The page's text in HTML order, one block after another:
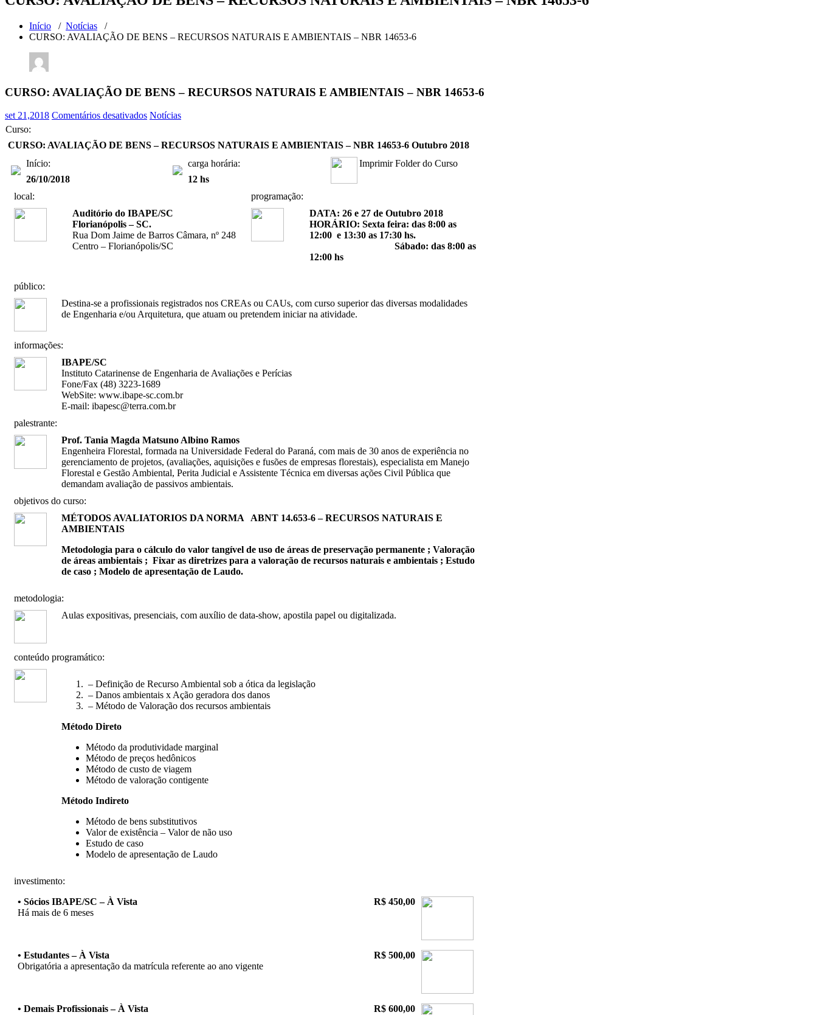
Início / Notícias /
CURSO: AVALIAÇÃO DE BENS – RECURSOS NATURAIS E AMBIENTAIS – NBR 14653-6
CURSO: AVALIAÇÃO DE BENS – RECURSOS NATURAIS E AMBIENTAIS – NBR 14653-6
set 21,2018 Comentários desativadosem
DE
RECURSOS
AMBIENTAIS
–
NBR
14653-
Notícias
Curso:
CURSO: AVALIAÇÃO DE BENS – RECURSOS NATURAIS E AMBIENTAIS – NBR 14653-6 Outubro 2018
Início:
26/10/2018
carga horária:
12 hs
Imprimir Folder do Curso
local:
Auditório do IBAPE/SC
Florianópolis – SC.
Rua Dom Jaime de Barros Câmara, nº 248
Centro – Florianópolis/SC
programação:
DATA: 26 e 27 de Outubro 2018
HORÁRIO: Sexta feira: das 8:00 as
12:00 e 13:30 as 17:30 hs.
Sábado: das 8:00 as
12:00 hs
público:
Destina-se a profissionais registrados nos CREAs ou CAUs, com curso superior das diversas modalidades
de Engenharia e/ou Arquitetura, que atuam ou pretendem iniciar na atividade.
informações:
IBAPE/SC
Instituto Catarinense de Engenharia de Avaliações e Perícias
Fone/Fax (48) 3223-1689
WebSite: www.ibape-sc.com.br
E-mail: ibapesc@terra.com.br
palestrante:
Prof. Tania Magda Matsuno Albino Ramos
Engenheira Florestal, formada na Universidade Federal do Paraná, com mais de 30 anos de experiência no
gerenciamento de projetos, (avaliações, aquisições e fusões de empresas florestais), especialista em Manejo
Florestal e Gestão Ambiental, Perita Judicial e Assistente Técnica em diversas ações Civil Pública que
demandam avaliação de passivos ambientais.
objetivos do curso:
MÉTODOS AVALIATORIOS DA NORMA ABNT 14.653-6 – RECURSOS NATURAIS E
AMBIENTAIS
Metodologia para o cálculo do valor tangível de uso de áreas de preservação permanente ; Valoração
de áreas ambientais ; Fixar as diretrizes para a valoração de recursos naturais e ambientais ; Estudo
de caso ; Modelo de apresentação de Laudo.
metodologia:
Aulas expositivas, presenciais, com auxílio de data-show, apostila papel ou digitalizada.
conteúdo programático:
– Definição de Recurso Ambiental sob a ótica da legislação
– Danos ambientais x Ação geradora dos danos
– Método de Valoração dos recursos ambientais
Método Direto
Método da produtividade marginal
Método de preços hedônicos
Método de custo de viagem
Método de valoração contigente
Método Indireto
Método de bens substitutivos
Valor de existência – Valor de não uso
Estudo de caso
Modelo de apresentação de Laudo
investimento:
• Sócios IBAPE/SC – À Vista
Há mais de 6 meses
R$ 450,00
• Estudantes – À Vista
Obrigatória a apresentação da matrícula referente ao ano vigente
R$ 500,00
• Demais Profissionais – À Vista R$ 600,00